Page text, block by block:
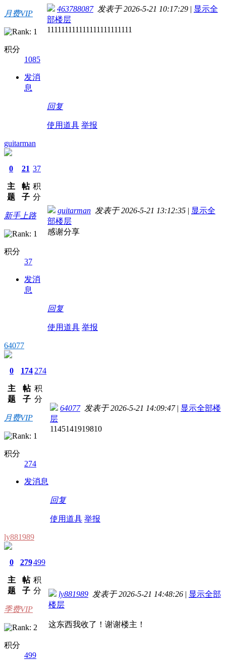
月费VIP
积分
1085
发消
息
463788087发表于 2026-5-21 10:17:29 | 显示全
部楼层
111111111111111111111111
回复
使用道具 举报
guitarman
0
主
题
21
帖
子
37
积
分
新手上路
积分
37
发消
息
guitarman 发表于 2026-5-21 13:12:35 | 显示全
部楼层
感谢分享
回复
使用道具 举报
64077
0
主
题
174
帖
子
274
积
分
月费VIP
积分
274
发消息
64077发表于 2026-5-21 14:09:47 | 显示全部楼
层
1145141919810
回复
使用道具 举报
ly881989
0
主
题
279
帖
子
499
积
分
季费VIP
积分
499
ly881989 发表于 2026-5-21 14:48:26 | 显示全部
楼层
这东西我收了！谢谢楼主！